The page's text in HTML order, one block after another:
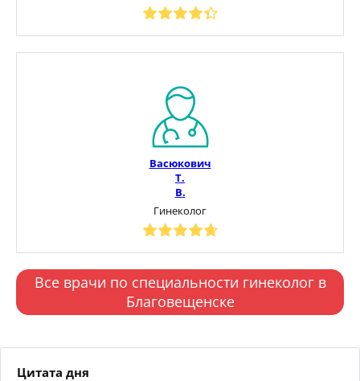
Васюкович
Т.
В.
Гинеколог
Все врачи по специальности гинеколог в
Благовещенске
Цитата дня